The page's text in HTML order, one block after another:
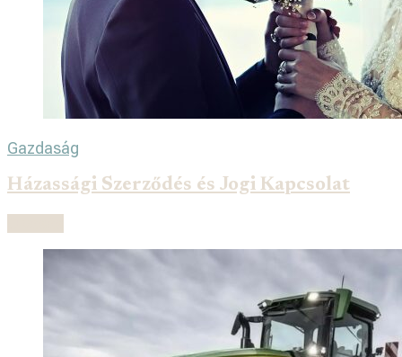
Gazdaság
Házassági Szerződés és Jogi Kapcsolat